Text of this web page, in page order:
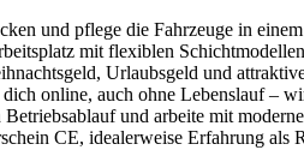
und pflege die Fahrzeuge in
mit flexiblen
Urlaubsgeld und
online, auch ohne Lebenslauf –
Betriebsablauf und arbeite mit
CE, idealerweise Erfahrung als